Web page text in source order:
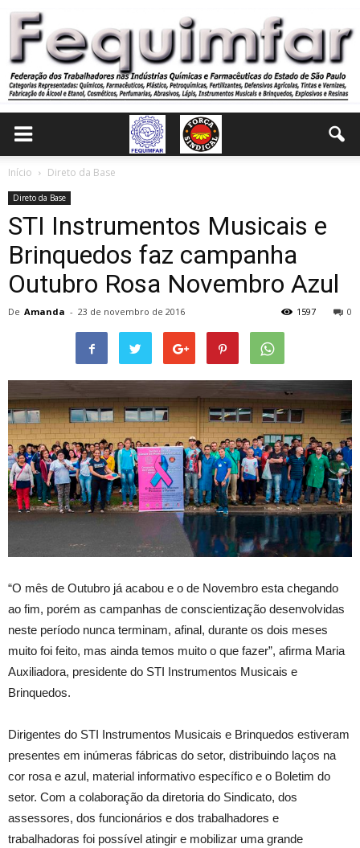
Início Direto da Base
Direto da Base
STI Instrumentos Musicais e
Brinquedos faz campanha
Outubro Rosa Novembro Azul
De Amanda - 23 de novembro de 2016 0
1597
“O mês de Outubro já acabou e o de Novembro esta chegando
ao fim, porém as campanhas de conscientização desenvolvidas
neste período nunca terminam, afinal, durante os dois meses
muito foi feito, mas ainda temos muito o que fazer”, afirma Maria
Auxiliadora, presidente do STI Instrumentos Musicais e
Brinquedos.
Dirigentes do STI Instrumentos Musicais e Brinquedos estiveram
presentes em inúmeras fábricas do setor, distribuindo laços na
cor rosa e azul, material informativo específico e o Boletim do
setor. Com a colaboração da diretoria do Sindicato, dos
assessores, dos funcionários e dos trabalhadores e
trabalhadoras foi possível atingir e mobilizar uma grande